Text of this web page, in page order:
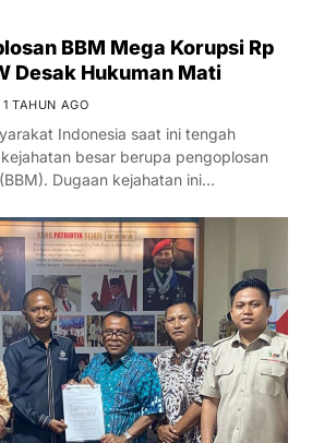
BBM Mega Korupsi Rp
Desak Hukuman Mati
1 TAHUN AGO
Indonesia saat ini tengah
besar berupa pengoplosan
Dugaan kejahatan ini…